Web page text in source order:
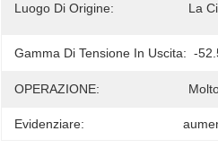
Luogo Di Origine: La
Gamma Di Tensione In Uscita: -
OPERAZIONE:
Evidenziare: